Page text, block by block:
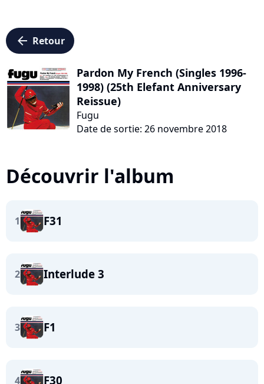
arrow_left Retour
Pardon My French (Singles 1996-
1998) (25th Elefant Anniversary
Reissue)
Fugu
Date de sortie: 26 novembre 2018
Découvrir l'album
1 F31
2 Interlude 3
3 F1
4 F30